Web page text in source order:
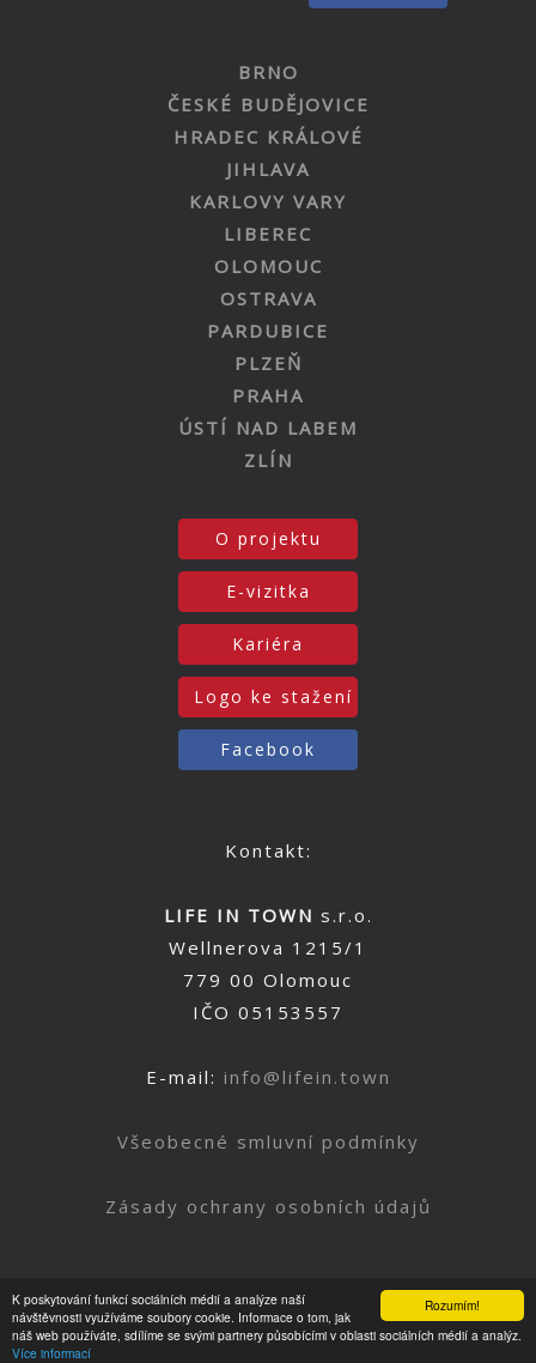
Rozumím!
K poskytování funkcí sociálních médií a analýze naší
návštěvnosti využíváme soubory cookie. Informace o tom, jak
náš web používáte, sdílíme se svými partnery působícími v oblasti sociálních médií a analýz.
Více informací
BRNO
ČESKÉ BUDĚJOVICE
HRADEC KRÁLOVÉ
JIHLAVA
KARLOVY VARY
LIBEREC
OLOMOUC
OSTRAVA
PARDUBICE
PLZEŇ
PRAHA
ÚSTÍ NAD LABEM
ZLÍN
O projektu
E-vizitka
Kariéra
Logo ke stažení
Facebook
Kontakt:
LIFE IN TOWN s.r.o.
Wellnerova 1215/1
779 00 Olomouc
IČO 05153557
E-mail: info@lifein.town
Všeobecné smluvní podmínky
Zásady ochrany osobních údajů
Nahoru